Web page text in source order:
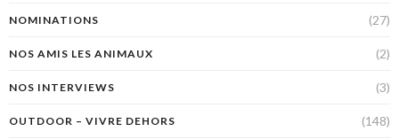
NOMINATIONS (27)
NOS AMIS LES ANIMAUX (2)
NOS INTERVIEWS (3)
OUTDOOR – VIVRE DEHORS (148)